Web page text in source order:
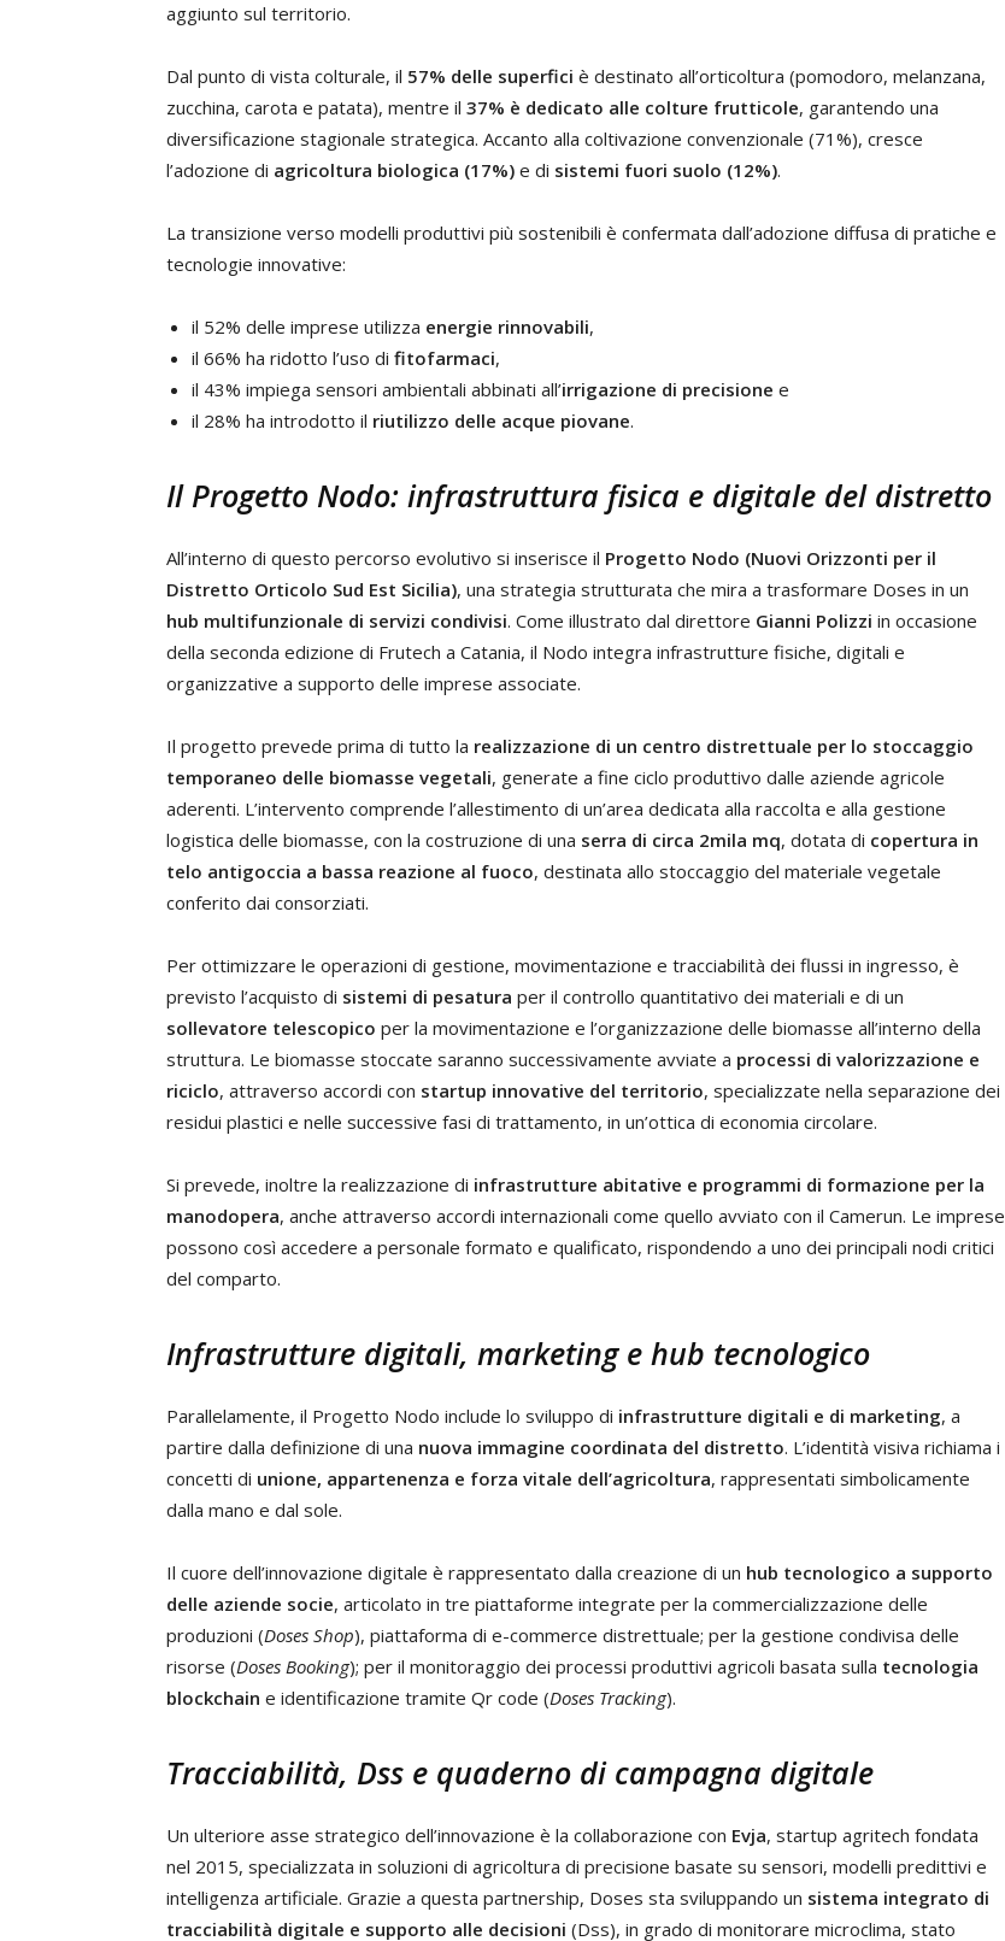
aggiunto sul territorio.
Dal punto di vista colturale, il 57% delle superfici è destinato all’orticoltura (pomodoro, melanzana,
zucchina, carota e patata), mentre il 37% è dedicato alle colture frutticole, garantendo una
diversificazione stagionale strategica. Accanto alla coltivazione convenzionale (71%), cresce
l’adozione di agricoltura biologica (17%) e di sistemi fuori suolo (12%).
La transizione verso modelli produttivi più sostenibili è confermata dall’adozione diffusa di pratiche e
tecnologie innovative:
il 52% delle imprese utilizza energie rinnovabili,
il 66% ha ridotto l’uso di fitofarmaci,
il 43% impiega sensori ambientali abbinati all’irrigazione di precisione e
il 28% ha introdotto il riutilizzo delle acque piovane.
Il Progetto Nodo: infrastruttura fisica e digitale del distretto
All’interno di questo percorso evolutivo si inserisce il Progetto Nodo (Nuovi Orizzonti per il
Distretto Orticolo Sud Est Sicilia), una strategia strutturata che mira a trasformare Doses in un
hub multifunzionale di servizi condivisi. Come illustrato dal direttore Gianni Polizzi in occasione
della seconda edizione di Frutech a Catania, il Nodo integra infrastrutture fisiche, digitali e
organizzative a supporto delle imprese associate.
Il progetto prevede prima di tutto la realizzazione di un centro distrettuale per lo stoccaggio
temporaneo delle biomasse vegetali, generate a fine ciclo produttivo dalle aziende agricole
aderenti. L’intervento comprende l’allestimento di un’area dedicata alla raccolta e alla gestione
logistica delle biomasse, con la costruzione di una serra di circa 2mila mq, dotata di copertura in
telo antigoccia a bassa reazione al fuoco, destinata allo stoccaggio del materiale vegetale
conferito dai consorziati.
Per ottimizzare le operazioni di gestione, movimentazione e tracciabilità dei flussi in ingresso, è
previsto l’acquisto di sistemi di pesatura per il controllo quantitativo dei materiali e di un
sollevatore telescopico per la movimentazione e l’organizzazione delle biomasse all’interno della
struttura. Le biomasse stoccate saranno successivamente avviate a processi di valorizzazione e
riciclo, attraverso accordi con startup innovative del territorio, specializzate nella separazione dei
residui plastici e nelle successive fasi di trattamento, in un’ottica di economia circolare.
Si prevede, inoltre la realizzazione di infrastrutture abitative e programmi di formazione per la
manodopera, anche attraverso accordi internazionali come quello avviato con il Camerun. Le imprese
possono così accedere a personale formato e qualificato, rispondendo a uno dei principali nodi critici
del comparto.
Infrastrutture digitali, marketing e hub tecnologico
Parallelamente, il Progetto Nodo include lo sviluppo di infrastrutture digitali e di marketing, a
partire dalla definizione di una nuova immagine coordinata del distretto. L’identità visiva richiama i
concetti di unione, appartenenza e forza vitale dell’agricoltura, rappresentati simbolicamente
dalla mano e dal sole.
Il cuore dell’innovazione digitale è rappresentato dalla creazione di un hub tecnologico a supporto
delle aziende socie, articolato in tre piattaforme integrate per la commercializzazione delle
produzioni (Doses Shop), piattaforma di e-commerce distrettuale; per la gestione condivisa delle
risorse (Doses Booking); per il monitoraggio dei processi produttivi agricoli basata sulla tecnologia
blockchain e identificazione tramite Qr code (Doses Tracking).
Tracciabilità, Dss e quaderno di campagna digitale
Un ulteriore asse strategico dell’innovazione è la collaborazione con Evja, startup agritech fondata
nel 2015, specializzata in soluzioni di agricoltura di precisione basate su sensori, modelli predittivi e
intelligenza artificiale. Grazie a questa partnership, Doses sta sviluppando un sistema integrato di
tracciabilità digitale e supporto alle decisioni (Dss), in grado di monitorare microclima, stato